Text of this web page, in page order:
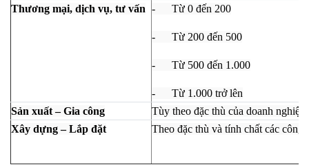
Thương mại, dịch vụ, tư vấn - Từ 0 đến 200
- Từ 200 đến 500
- Từ 500 đến 1.000
- Từ 1.000 trở lên
Sản xuất – Gia công
Tùy theo đặc thù của doanh
Xây dựng – Lắp đặt
Theo đặc thù và tính chất các công